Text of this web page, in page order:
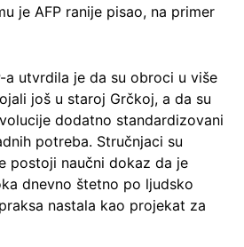
je AFP ranije pisao, na primer
a utvrdila je da su obroci u više
još u staroj Grčkoj, a da su
dodatno standardizovani
potreba. Stručnjaci su
postoji naučni dokaz da je
dnevno štetno po ljudsko
nastala kao projekat za